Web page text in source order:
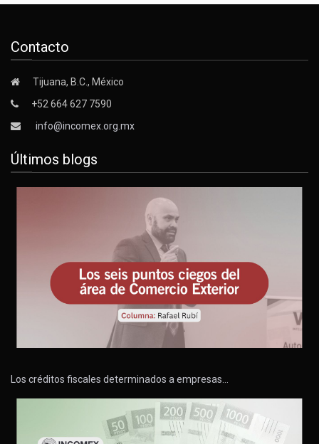
Contacto
Tijuana, B.C., México
+52 664 627 7590
info@incomex.org.mx
Últimos blogs
Los créditos fiscales determinados a empresas…